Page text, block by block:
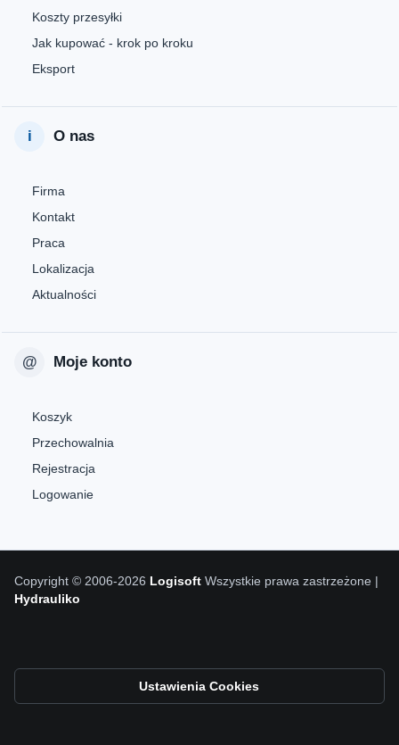
Koszty przesyłki
Jak kupować - krok po kroku
Eksport
O nas
Firma
Kontakt
Praca
Lokalizacja
Aktualności
Moje konto
Koszyk
Przechowalnia
Rejestracja
Logowanie
Copyright © 2006-2026 Logisoft Wszystkie prawa zastrzeżone |
Hydrauliko
Ustawienia Cookies